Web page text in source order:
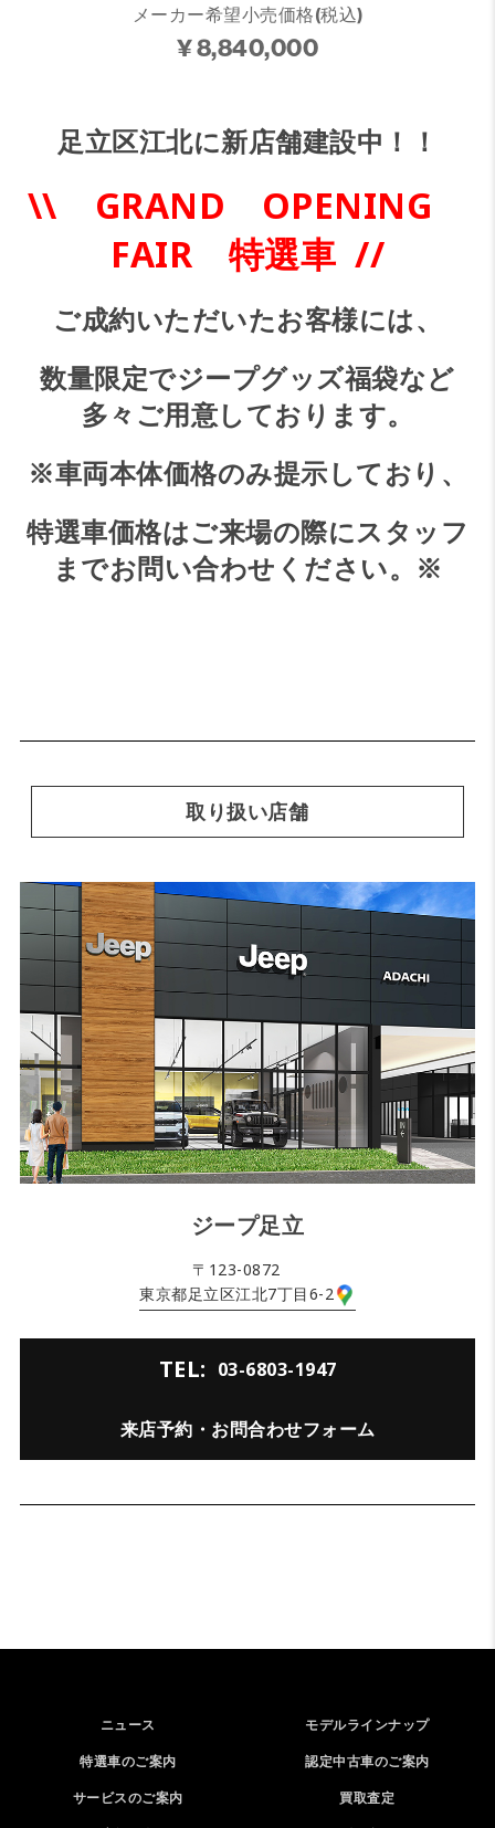
メーカー希望小売価格(税込)
¥ 8,840,000
足立区江北に新店舗建設中！！
\\ GRAND OPENING
FAIR 特選車 //
ご成約いただいたお客様には、
数量限定でジープグッズ福袋など
多々ご用意しております。
※車両本体価格のみ提示しており、
特選車価格はご来場の際にスタッフ
までお問い合わせください。※
取り扱い店舗
ジープ足立
〒123-0872
東京都足立区江北7丁目6-2
TEL: 03-6803-1947
来店予約・お問合わせフォーム
ニュース
モデルラインナップ
特選車のご案内
認定中古車のご案内
サービスのご案内
買取査定